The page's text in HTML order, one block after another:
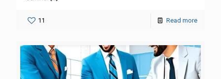
11 Read more